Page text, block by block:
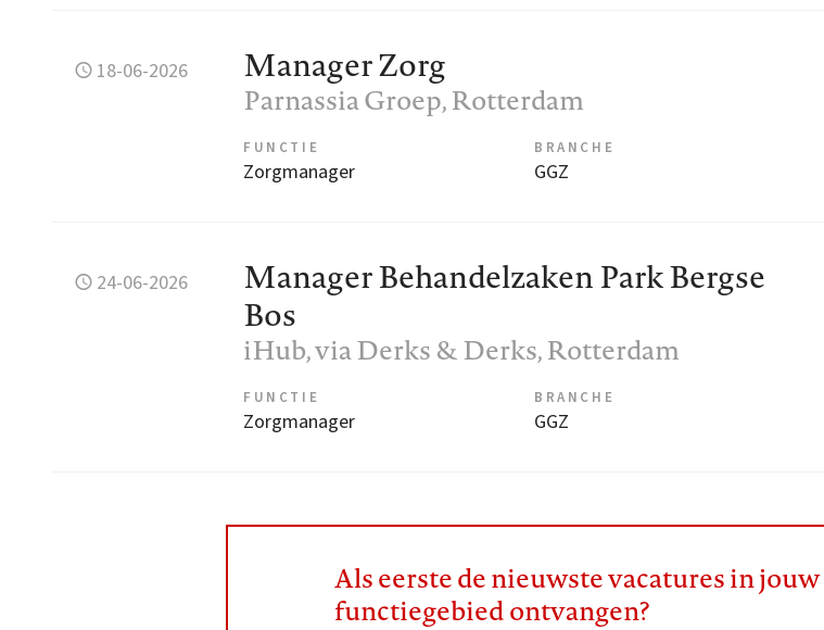
18-06-2026 Manager Zorg
Parnassia Groep, Rotterdam
FUNCTIE
Zorgmanager
BRANCHE
GGZ
24-06-2026
Manager Behandelzaken Park Bergse
Bos
iHub, via Derks & Derks, Rotterdam
FUNCTIE
Zorgmanager
BRANCHE
GGZ
Als eerste de nieuwste vacatures in jouw
functiegebied ontvangen?